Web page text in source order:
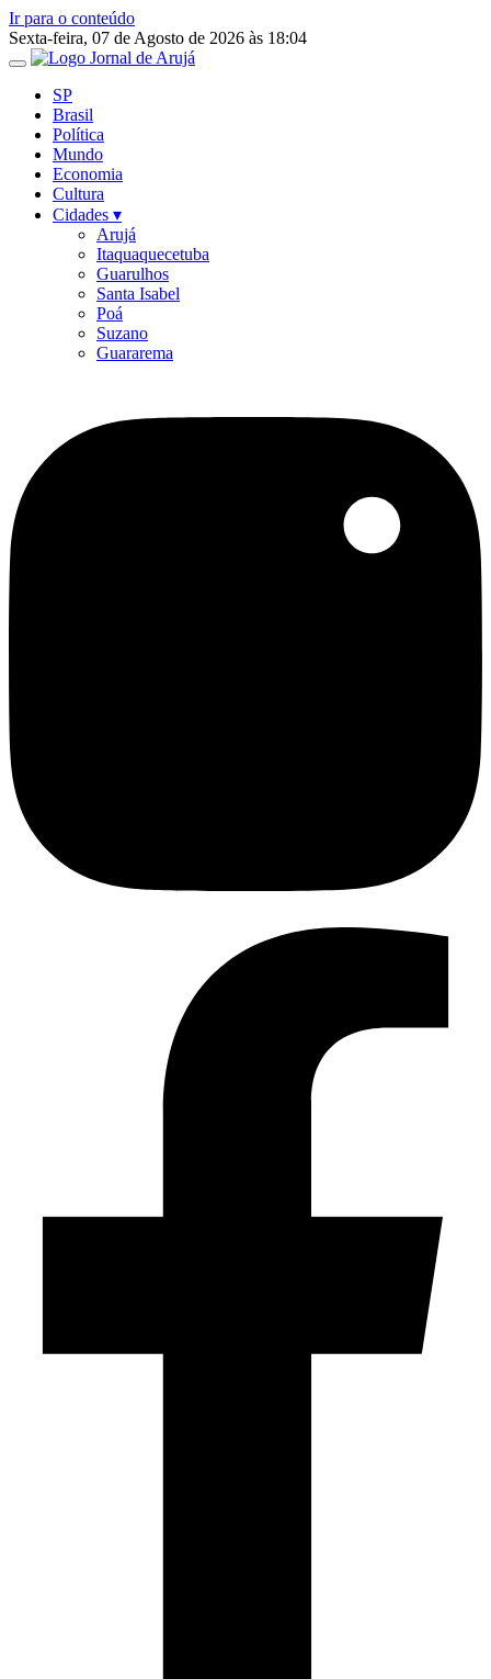
Ir para o conteúdo
Sexta-feira, 07 de Agosto de 2026 às 18:04
SP
Brasil
Política
Mundo
Economia
Cultura
Cidades ▾
Arujá
Itaquaquecetuba
Guarulhos
Santa Isabel
Poá
Suzano
Guararema